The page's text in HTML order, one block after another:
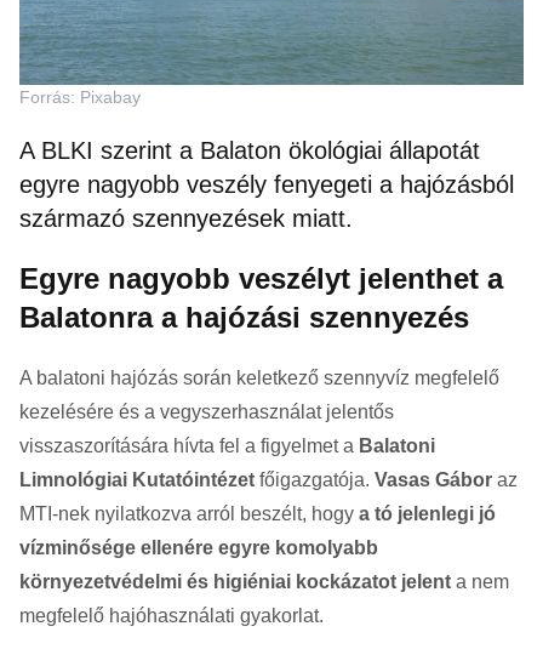
Forrás: Pixabay
A BLKI szerint a Balaton ökológiai állapotát
egyre nagyobb veszély fenyegeti a hajózásból
származó szennyezések miatt.
Egyre nagyobb veszélyt jelenthet a
Balatonra a hajózási szennyezés
A balatoni hajózás során keletkező szennyvíz megfelelő
kezelésére és a vegyszerhasználat jelentős
visszaszorítására hívta fel a figyelmet a Balatoni
Limnológiai Kutatóintézet főigazgatója. Vasas Gábor az
MTI-nek nyilatkozva arról beszélt, hogy a tó jelenlegi jó
vízminősége ellenére egyre komolyabb
környezetvédelmi és higiéniai kockázatot jelent a nem
megfelelő hajóhasználati gyakorlat.